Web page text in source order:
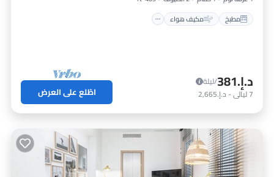
مطبخ
مكيف هواء
د.إ.‏381
/ليلة
7ليالي- د.إ.‏2,665 اطّلع على العرض